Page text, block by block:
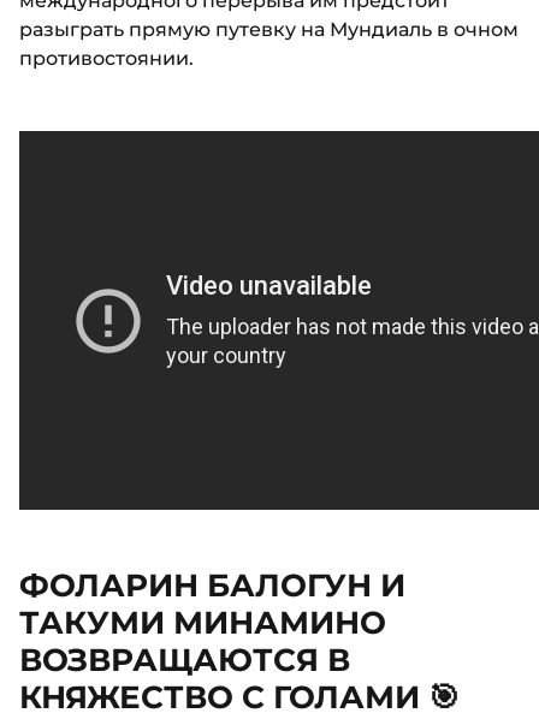
разыграть прямую путевку на Мундиаль в очном
противостоянии.
ФОЛАРИН БАЛОГУН И
ТАКУМИ МИНАМИНО
ВОЗВРАЩАЮТСЯ В
КНЯЖЕСТВО С ГОЛАМИ 🎯